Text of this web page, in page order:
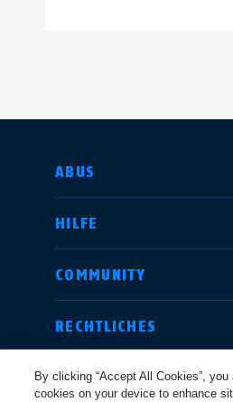
ABUS
HILFE
COMMUNITY
RECHTLICHES
LAND AUSWÄHLEN
Deutschland
By clicking “Accept All Cookies”,
cookies on your device to enhance